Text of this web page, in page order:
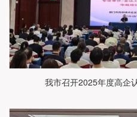
我市召开2025年度高企